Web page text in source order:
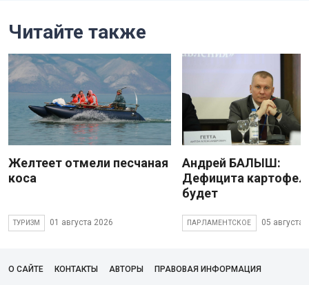
Читайте также
Желтеет отмели песчаная
коса
ТУРИЗМ 01 августа 2026
Андрей БАЛЫШ:
Дефицита
будет
ПАРЛАМЕНТСКОЕ 05 августа
О САЙТЕ КОНТАКТЫ АВТОРЫ ПРАВОВАЯ ИНФОРМАЦИЯ